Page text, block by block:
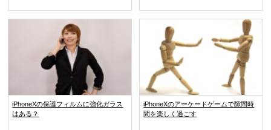
iPhoneXの保護フィルムに強化ガラス
はある？
iPhoneXのアーケードゲームで隙間時
間を楽しく過ごす